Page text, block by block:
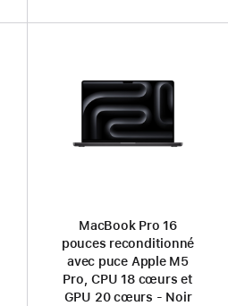
MacBook Pro 16
pouces reconditionné
avec puce Apple M5
Pro, CPU 18 cœurs et
GPU 20 cœurs - Noir